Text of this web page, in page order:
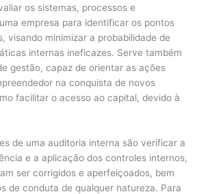
os sistemas, processos e
empresa para identificar os pontos
visando minimizar a probabilidade de
internas ineficazes. Serve também
gestão, capaz de orientar as ações
na conquista de novos
facilitar o acesso ao capital, devido à
de uma auditoria interna são verificar a
e a aplicação dos controles internos,
ser corrigidos e aperfeiçoados, bem
de conduta de qualquer natureza. Para